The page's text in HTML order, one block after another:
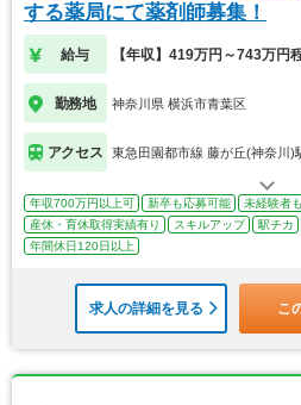
する薬局にて薬剤師募集！
給与 【年収】419万円～743万円
勤務地 神奈川県 横浜市青葉区
アクセス 東急田園都市線 藤が丘(神奈川)
年収700万円以上可 新卒も応募可能 未経験者
産休・育休取得実績有り
スキルアップ 駅チカ
年間休日120日以上
求人の詳細を見る こ